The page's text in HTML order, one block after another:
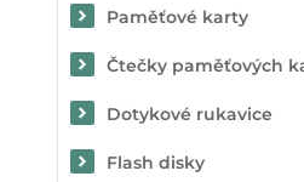
Paměťové karty
Čtečky paměťových
Dotykové rukavice
Flash disky